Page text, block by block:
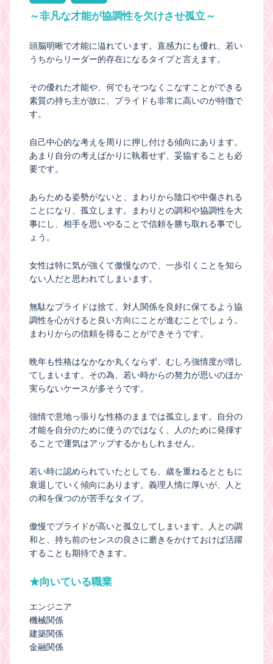
～非凡な才能が協調性を欠けさせ孤立～
頭脳明晰で才能に溢れています。直感力にも優れ、若い
うちからリーダー的存在になるタイプと言えます。
その優れた才能や、何でもそつなくこなすことができる
素質の持ち主が故に、プライドも非常に高いのが特徴で
す。
自己中心的な考えを周りに押し付ける傾向にあります。
あまり自分の考えばかりに執着せず、妥協することも必
要です。
あらためる姿勢がないと、まわりから陰口や中傷される
ことになり、孤立します。まわりとの調和や協調性を大
事にし、相手を思いやることで信頼を勝ち取れる事でし
ょう。
女性は特に気が強くて傲慢なので、一歩引くことを知ら
ない人だと思われてしまいます。
無駄なプライドは捨て、対人関係を良好に保てるよう協
調性を心がけると良い方向にことが進むことでしょう。
まわりからの信頼を得ることができそうです。
晩年も性格はなかなか丸くならず、むしろ強情度が増し
てしまいます。その為、若い時からの努力が思いのほか
実らないケースが多そうです。
強情で意地っ張りな性格のままでは孤立します。自分の
才能を自分のために使うのではなく、人のために発揮す
ることで運気はアップするかもしれません。
若い時に認められていたとしても、歳を重ねるとともに
衰退していく傾向にあります。義理人情に厚いが、人と
の和を保つのが苦手なタイプ。
傲慢でプライドが高いと孤立してしまいます。人との調
和と、持ち前のセンスの良さに磨きをかけておけば活躍
することも期待できます。
★向いている職業
エンジニア
機械関係
建築関係
金融関係